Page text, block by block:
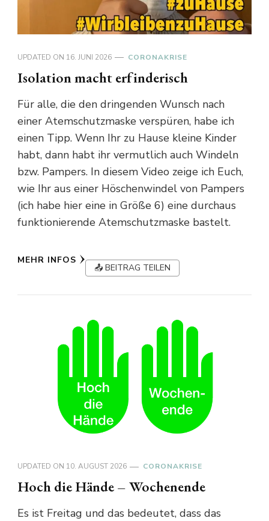
UPDATED ON 16. JUNI 2026 CORONAKRISE
Isolation macht erfinderisch
Für alle, die den dringenden Wunsch nach
einer Atemschutzmaske verspüren, habe ich
einen Tipp. Wenn Ihr zu Hause kleine Kinder
habt, dann habt ihr vermutlich auch Windeln
bzw. Pampers. In diesem Video zeige ich Euch,
wie Ihr aus einer Höschenwindel von Pampers
(ich habe hier eine in Größe 6) eine durchaus
funktionierende Atemschutzmaske bastelt.
MEHR INFOS
📤 BEITRAG TEILEN
UPDATED ON 10. AUGUST 2026 CORONAKRISE
Hoch die Hände – Wochenende
Es ist Freitag und das bedeutet, dass das